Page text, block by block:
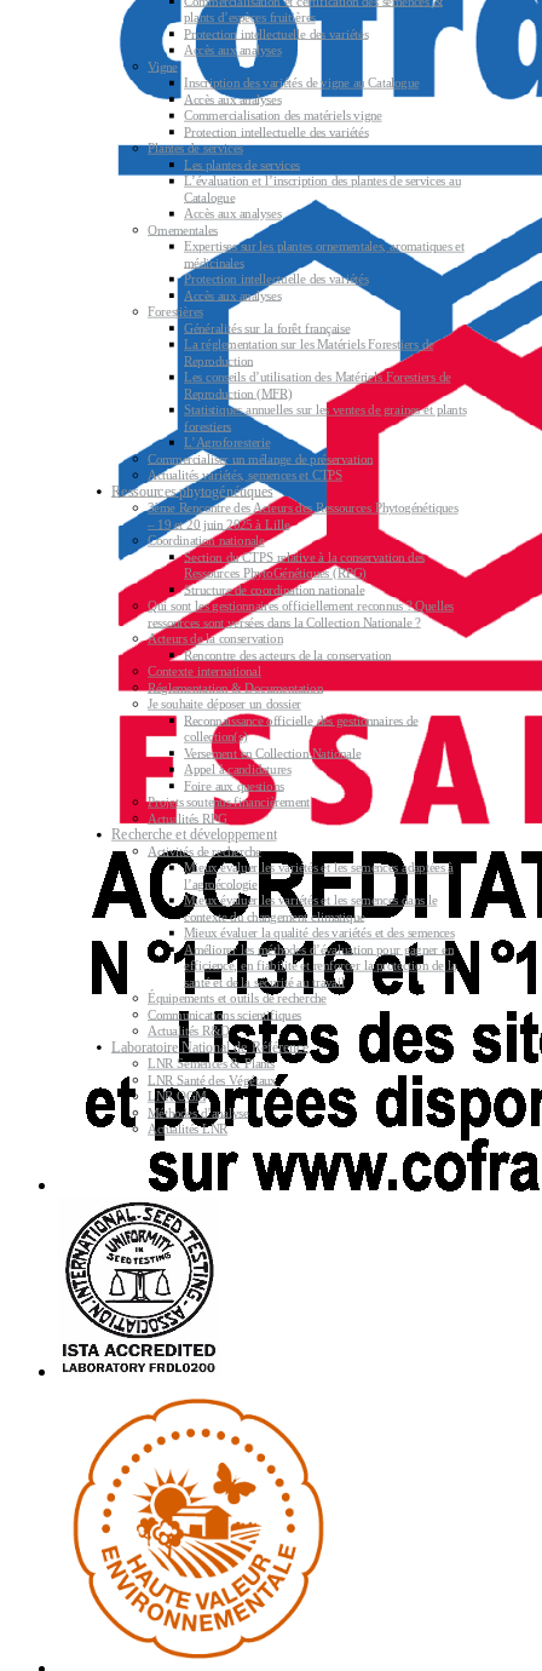
plants d’espèces fruitières
Protection intellectuelle des variétés
Accès aux analyses
Vigne
Inscription des variétés de vigne au Catalogue
Accès aux analyses
Commercialisation des matériels vigne
Protection intellectuelle des variétés
Plantes de services
Les plantes de services
L’évaluation et l’inscription des plantes de services au
Catalogue
Accès aux analyses
Ornementales
Expertises sur les plantes ornementales, aromatiques et
médicinales
Protection intellectuelle des variétés
Accès aux analyses
Forestières
Généralités sur la forêt française
La réglementation sur les Matériels Forestiers de
Reproduction
Les conseils d’utilisation des Matériels Forestiers de
Reproduction (MFR)
Statistiques annuelles sur les ventes de graines et plants
forestiers
L’Agroforesterie
Commercialiser un mélange de préservation
Actualités variétés, semences et CTPS
Ressources phytogénétiques
3ème Rencontre des Acteurs des Ressources Phytogénétiques
– 19 et 20 juin 2025 à Lille
Coordination nationale
Section du CTPS relative à la conservation des
Ressources PhytoGénétiques (RPG)
Structure de coordination nationale
Qui sont les gestionnaires officiellement reconnus ? Quelles
ressources sont versées dans la Collection Nationale ?
Acteurs de la conservation
Rencontre des acteurs de la conservation
Contexte international
Réglementation & Documentation
Je souhaite déposer un dossier
Reconnaissance officielle des gestionnaires de
collection(s)
Versement en Collection Nationale
Appel à candidatures
Foire aux questions
Projets soutenus financièrement
Actualités RPG
Recherche et développement
Activités de recherche
Mieux évaluer les variétés et les semences adaptées à
l’agroécologie
Mieux évaluer les variétés et les semences dans le
contexte du changement climatique
Mieux évaluer la qualité des variétés et des semences
Améliorer les méthodes d’évaluation pour gagner en
efficience, en fiabilité et renforcer la protection de la
santé et de la sécurité au travail
Équipements et outils de recherche
Communications scientifiques
Actualités R&D
Laboratoire National de Référence
LNR Semences & Plants
LNR Santé des Végétaux
LNR OGM
Méthodes d’analyse
Actualités LNR